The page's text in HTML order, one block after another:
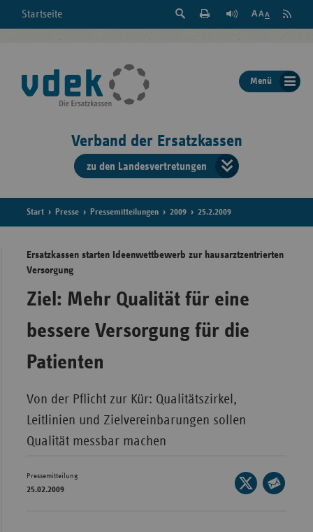
Startseite
Suche
der
Seite
Feed
Menü
Verband der Ersatzkassen
zu den Landesvertretungen
der
Start Presse Pressemitteilungen 2009 25.2.2009
Ersatzkassen starten Ideenwettbewerb zur hausarztzentrierten
Versorgung
Ziel: Mehr Qualität für eine
bessere Versorgung für die
Patienten
Von der Pflicht zur Kür: Qualitätszirkel,
Leitlinien und Zielvereinbarungen sollen
Qualität messbar machen
Pressemitteilung
25.02.2009
Seite
auf